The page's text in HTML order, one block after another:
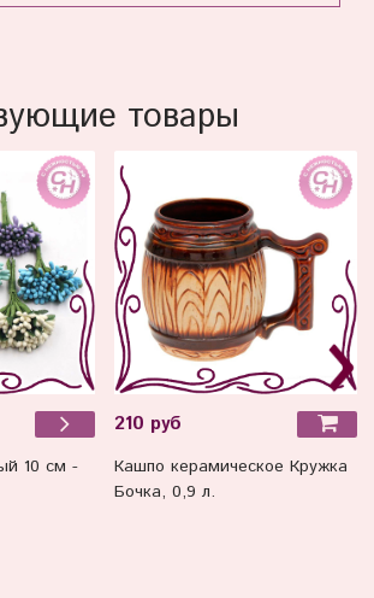
товары
10 см -
210 руб
Кашпо керамическое Кружка
Бочка, 0,9 л.